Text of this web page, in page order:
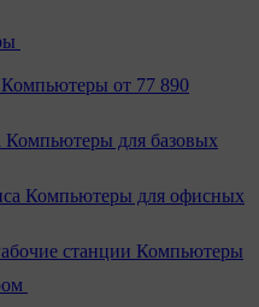
Компьютеры от 77 890
Компьютеры для базовых
Компьютеры для офисных
станции Компьютеры